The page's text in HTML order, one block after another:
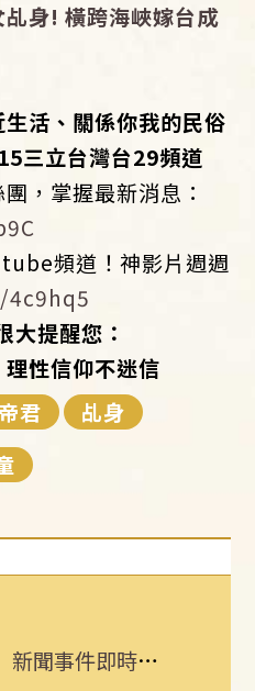
身!橫跨海峽嫁台成
生活、關係你我的民俗
三立台灣台29頻道
，掌握最新消息：
頻道！神影片週週
提醒您：
性信仰不迷信
君
乩身
新聞事件即時更新 所有消息一手掌握！